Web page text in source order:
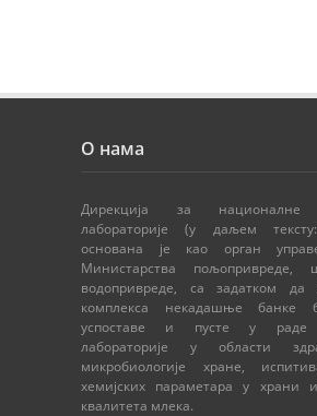
О нама
Дирекција за националне
лабораторије (у даљем
основана је као орган
Министарства пољопривреде,
водопривреде, са задатком
комплекса некадашње банке
успоставе и пусте у раде
лабораторије у области
микробиологије хране,
хемијских параметара у храни
квалитета млека.